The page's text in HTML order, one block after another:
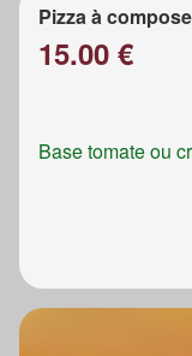
Pizza à
15.00 €
Base tomate ou